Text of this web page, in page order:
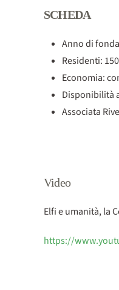
SCHEDA
Anno di
Residenti: 150
Economia:
Disponibilità
Associata Rive
Video
Elfi e umanità, la
https://